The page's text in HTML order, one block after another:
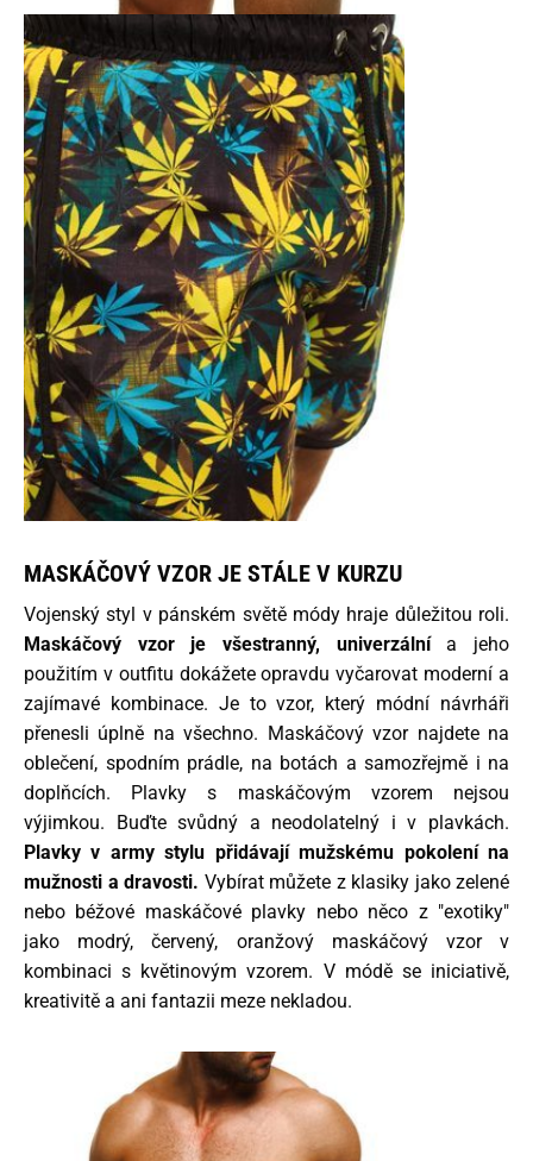
MASKÁČOVÝ VZOR JE STÁLE V KURZU
Vojenský styl v pánském světě módy hraje důležitou roli.
Maskáčový vzor je všestranný, univerzálnía jeho
použitím v outfitu dokážete opravdu vyčarovat moderní a
zajímavé kombinace. Je to vzor, který módní návrháři
přenesli úplně na všechno. Maskáčový vzor najdete na
oblečení, spodním prádle, na botách a samozřejmě i na
doplňcích. Plavky s maskáčovým vzorem nejsou
výjimkou. Buďte svůdný a neodolatelný i v plavkách.
Plavky v army stylu přidávají mužskému pokolení na
mužnosti a dravosti. Vybírat můžete z klasiky jako zelené
nebo béžové maskáčové plavky nebo něco z "exotiky"
jako modrý, červený, oranžový maskáčový vzor v
kombinaci s květinovým vzorem. V módě se iniciativě,
kreativitě a ani fantazii meze nekladou.